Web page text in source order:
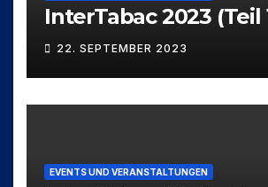
InterTabac 2023 (Teil
22. SEPTEMBER 2023
EVENTS UND VERANSTALTUNGEN